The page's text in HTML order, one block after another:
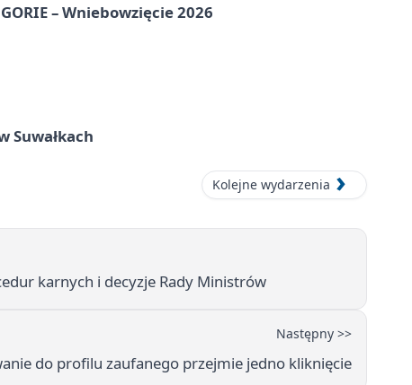
– Wniebowzięcie 2026
Suwałkach
Kolejne wydarzenia
karnych i decyzje Rady Ministrów
Następny >>
do profilu zaufanego przejmie jedno kliknięcie